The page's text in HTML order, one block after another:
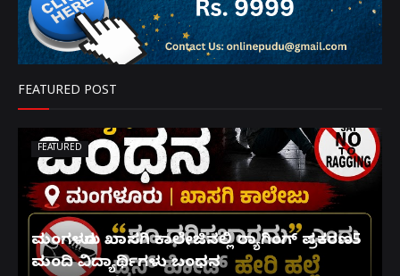
FEATURED POST
FEATURED
ಮಂಗಳೂರು ಖಾಸಗಿ ಕಾಲೇಜಿನಲ್ಲಿ ರ‌್ಯಾಗಿಂಗ್ ಪ್ರಕರಣ5
ಮಂದಿ ವಿದ್ಯಾರ್ಥಿಗಳು ಬಂಧನ